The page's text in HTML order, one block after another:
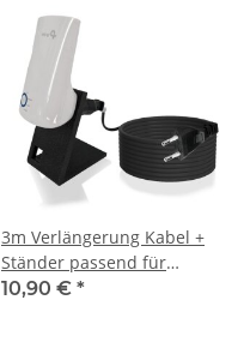
3m Verlängerung Kabel +
Ständer passend für
Repeater TP-Link RE190
10,90 € *